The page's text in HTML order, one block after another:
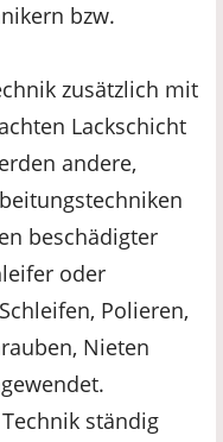
bzw.
zusätzlich mit
Lackschicht
andere,
beschädigter
oder
Polieren,
Nieten
ständig